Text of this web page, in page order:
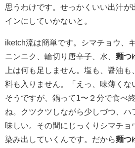
思うわけです。せっかくいい出汁が
インにしていかないと。
iketch流は簡単です。シマチョウ、
ニンニク、輪切り唐辛子、水、 麺つ
上は何も足しません。塩も、醤油
料も入りません。「えっ、味薄くな
そうですが、鍋って1〜２分で食べ
ね。クツクツしながら少しづつ、ハ
味しい。その間にじっくりシマチョ
染み出していくんです。だから麺つ